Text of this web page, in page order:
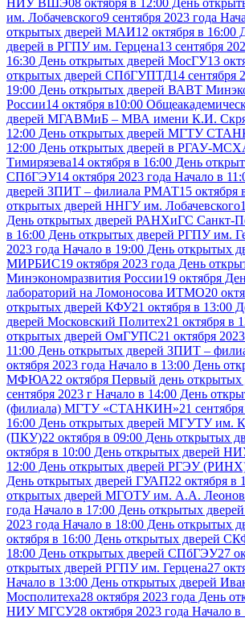
НИУ ВШЭ08 октября в 12:00 День
им. Лобачевского9 сентября 2023 года
открытых дверей МАИ12 октября в 16:00
дверей в РГПУ им. Герцена13 сентября
16:30 День открытых дверей МосГУ13
открытых дверей СПбГУПТД14 сентября
19:00 День открытых дверей ВАВТ
России14 октября в10:00
дверей МГАВМиБ – МВА имени К.И.
12:00 День открытых дверей МГТУ
12:00 День открытых дверей в РГАУ-
Тимирязева14 октября в 16:00 День
СПбГЭУ14 октября 2023 года Начало в
дверей ЗПИТ – филиала РМАТ15 октября
открытых дверей ННГУ им. Лобачевского
День открытых дверей РАНХиГС Санкт-
в 16:00 День открытых дверей РГПУ им.
2023 года Начало в 19:00 День открытых
МИРБИС19 октября 2023 года День
Минэкономразвития России19 октября
лабораторий на Ломоносова ИТМО20
открытых дверей КФУ21 октября в 13:00
дверей Московский Политех21 октября в
открытых дверей ОмГУПС21 октября
11:00 День открытых дверей ЗПИТ –
октября 2023 года Начало в 13:00 День
МФЮА22 октября Первый день
сентября 2023 г Начало в 14:00 День
(филиала) МГТУ «СТАНКИН»21
16:00 День открытых дверей МГУТУ им.
(ПКУ)22 октября в 09:00 День открытых
октября в 10:00 День открытых дверей
12:00 День открытых дверей РГЭУ
День открытых дверей ГУАП22 октября в
открытых дверей МГОТУ им. А.А.
года Начало в 17:00 День открытых
2023 года Начало в 18:00 День открытых
октября в 16:00 День открытых дверей
18:00 День открытых дверей СПбГЭУ27
открытых дверей РГПУ им. Герцена27
Начало в 13:00 День открытых дверей
Мосполитеха28 октября 2023 года День
НИУ МГСУ28 октября 2023 года Начало